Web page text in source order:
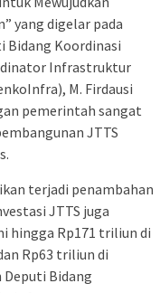
yang digelar pada
Bidang Koordinasi
Infrastruktur
M. Firdausi
pemerintah sangat
JTTS
terjadi penambahan
JTTS juga
hingga Rp171 triliun di
Rp63 triliun di
Deputi Bidang